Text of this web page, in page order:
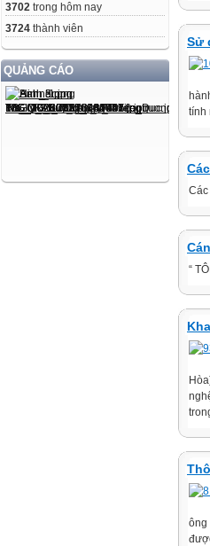
3702 trong hôm nay
3724 thành viên
QUẢNG CÁO
Sử
tính
“
ông